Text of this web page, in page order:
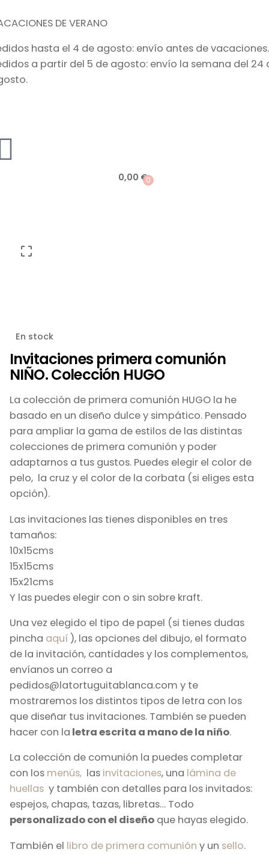
DE VERANO
hasta el 4 de agosto: envío antes de vacaciones.
a partir del 5 de agosto: envío la semana del 24
0,00 €0
En stock
Invitaciones primera comunión
NIÑO. Colección HUGO
La colección de primera comunión HUGO la he
basado en un diseño dulce y simpático. Pensado
para ampliar la gama de estilos de las distintas
colecciones de primera comunión y poder
adaptarnos a tus gustos. Puedes elegir el color de
pelo, la cruz y el color de la corbata (si eliges esta
opción).
Las invitaciones las tienes disponibles en tres
tamaños:
10x15cms
15x15cms
15x21cms
Y las puedes elegir con o sin sobre kraft.
Una vez elegido el tipo de papel (si tienes dudas
pincha aquí ), las opciones del dibujo, el formato
de la invitación, cantidades y los complementos,
envíanos un correo a
pedidos@latortuguitablanca.com y te
mostraremos los distintos tipos de letra con los
que diseñar tus invitaciones. También se pueden
hacer con la letra escrita a mano de la niño.
La colección de comunión la puedes completar
con los menús, las invitaciones, una lámina de
huellas y también con detalles para los invitados:
espejos, chapas, tazas, libretas… Todo
personalizado con el diseño que hayas elegido.
También el libro de primera comunión y un sello.